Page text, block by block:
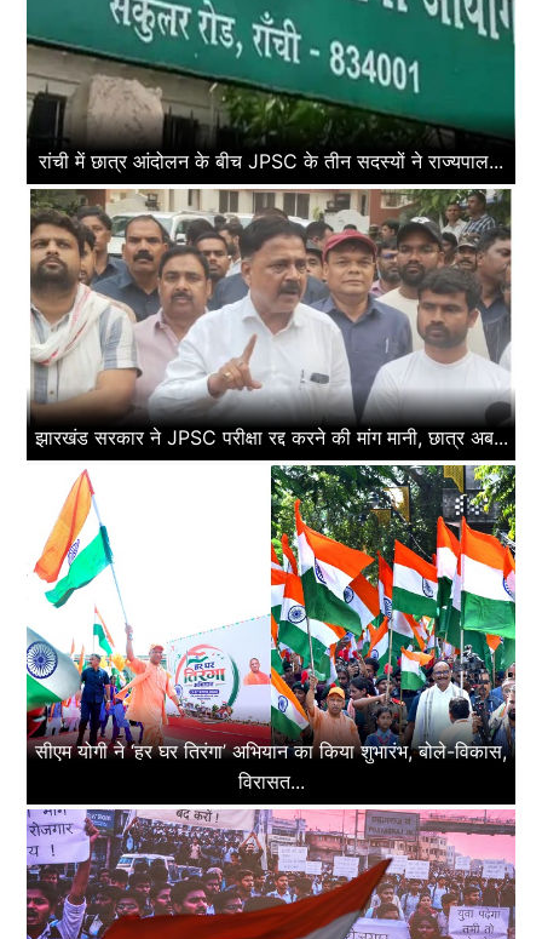
रांची में छात्र आंदोलन के बीच JPSC के तीन सदस्यों ने राज्यपाल...
झारखंड सरकार ने JPSC परीक्षा रद्द करने की मांग मानी, छात्र अब...
सीएम योगी ने ‘हर घर तिरंगा’ अभियान का किया शुभारंभ, बोले-विकास,
विरासत...